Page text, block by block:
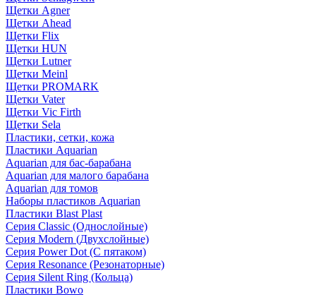
Щетки Agner
Щетки Ahead
Щетки Flix
Щетки HUN
Щетки Lutner
Щетки Meinl
Щетки PROMARK
Щетки Vater
Щетки Vic Firth
Щетки Sela
Пластики, сетки, кожа
Пластики Aquarian
Aquarian для бас-барабана
Aquarian для малого барабана
Aquarian для томов
Наборы пластиков Aquarian
Пластики Blast Plast
Серия Classic (Однослойные)
Серия Modern (Двухслойные)
Серия Power Dot (С пятаком)
Серия Resonance (Резонаторные)
Серия Silent Ring (Кольца)
Пластики Bowo